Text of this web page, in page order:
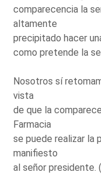
comparecencia la
altamente
precipitado hacer
como pretende la
Nosotros sí
vista
de que la
Farmacia
se puede realizar la
manifiesto
al señor presidente.